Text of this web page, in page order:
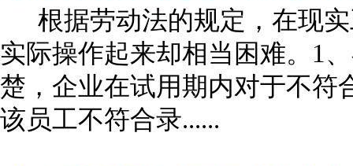
根据劳动法的规定，在现实
实际操作起来却相当困难。1
楚，企业在试用期内对于不符
该员工不符合录......